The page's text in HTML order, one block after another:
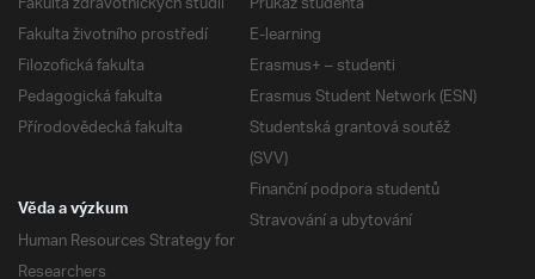
Fakulta životního prostředí
Filozofická fakulta
Pedagogická fakulta
Přírodovědecká fakulta
E-learning
Erasmus+ – studenti
Erasmus Student Network (ESN)
Studentská grantová soutěž
(SVV)
Finanční podpora studentů
Stravování a ubytování
Věda a výzkum
Human Resources Strategy for
Researchers